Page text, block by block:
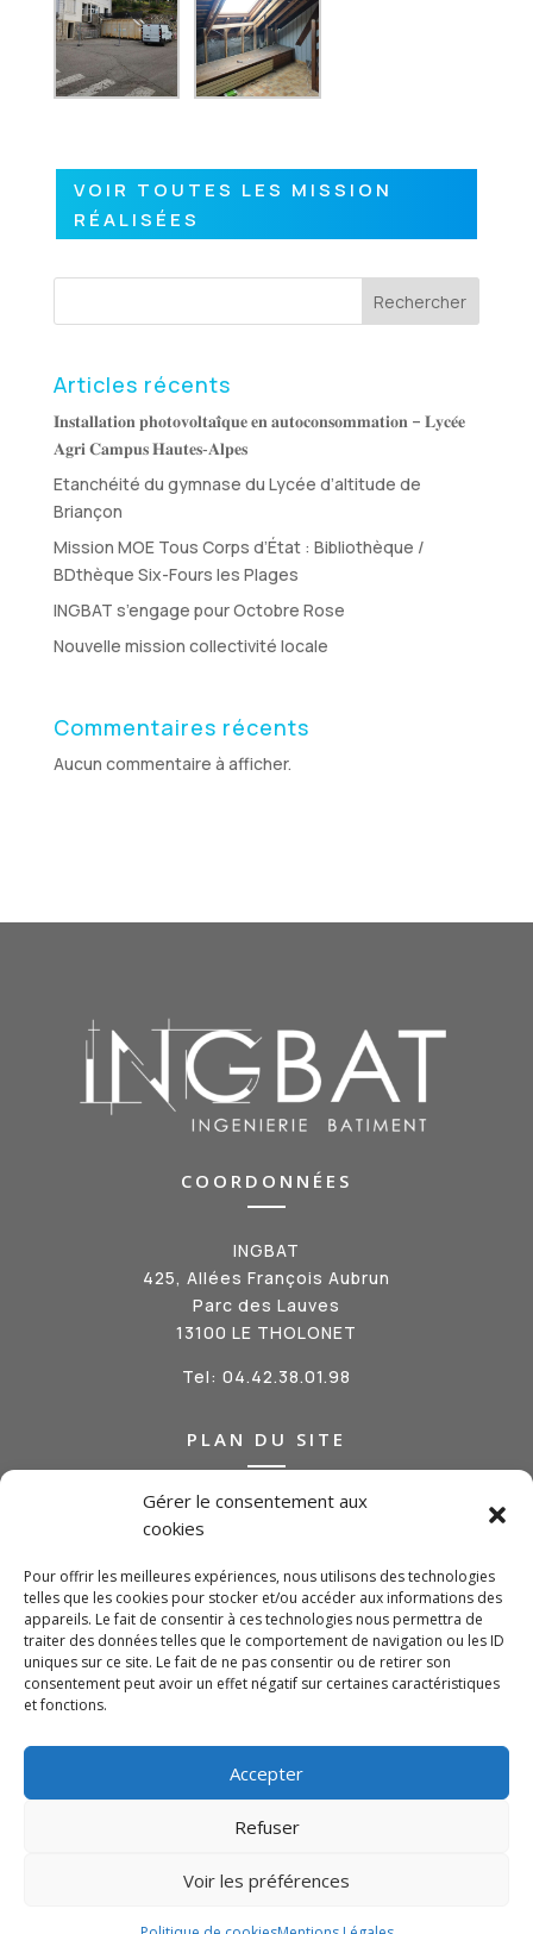
Gérer le consentement aux
cookies
Pour offrir les meilleures expériences, nous utilisons des technologies
telles que les cookies pour stocker et/ou accéder aux informations des
appareils. Le fait de consentir à ces technologies nous permettra de
traiter des données telles que le comportement de navigation ou les ID
uniques sur ce site. Le fait de ne pas consentir ou de retirer son
consentement peut avoir un effet négatif sur certaines caractéristiques
et fonctions.
Accepter
Refuser
Voir les préférences
VOIR TOUTES LES MISSION
RÉALISÉES
Rechercher
Articles récents
𝐈𝐧𝐬𝐭𝐚𝐥𝐥𝐚𝐭𝐢𝐨𝐧 𝐩𝐡𝐨𝐭𝐨𝐯𝐨𝐥𝐭𝐚𝐢̈𝐪𝐮𝐞 𝐞𝐧 𝐚𝐮𝐭𝐨𝐜𝐨𝐧𝐬𝐨𝐦𝐦𝐚𝐭𝐢𝐨𝐧 – 𝐋𝐲𝐜𝐞́𝐞
𝐀𝐠𝐫𝐢 𝐂𝐚𝐦𝐩𝐮𝐬 𝐇𝐚𝐮𝐭𝐞𝐬‑𝐀𝐥𝐩𝐞𝐬
Etanchéité du gymnase du Lycée d’altitude de
Briançon
Mission MOE Tous Corps d’État : Bibliothèque /
BDthèque Six-Fours les Plages
INGBAT s’engage pour Octobre Rose
Nouvelle mission collectivité locale
Commentaires récents
Aucun commentaire à afficher.
COORDONNÉES
INGBAT
425, Allées François Aubrun
Parc des Lauves
13100 LE THOLONET
Tel: 04.42.38.01.98
PLAN DU SITE
Qui sommes-nous ?
Actualités
Contact
SUIVEZ-NOUS
Site internet by Animage.fr Marseille,
Aubagne, Aix – agence de communication 360